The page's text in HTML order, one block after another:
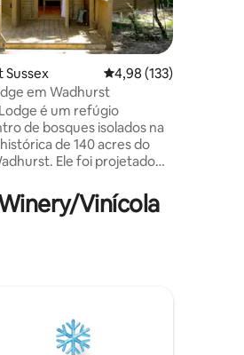
de 5, 145 avaliações
Sussex 4,98 de uma avaliação
4,98 (133)
em Wadhurst
é um refúgio
de bosques isolados na
de 140 acres do
Ele foi projetado
iluminado e espaçoso
- perfeito para uma
além. Deck e
Aceita cães.
Vinícola